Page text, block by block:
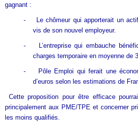
gagnant :
-
Le chômeur qui apporterait un
vis de son nouvel employeur.
-
L’entreprise qui embauche
charges temporaire en moyenne de
-
Pôle Emploi qui ferait une
d’euros selon les estimations de
Cette proposition pour être efficace
principalement aux PME/TPE et concerner
les moins qualifiés.